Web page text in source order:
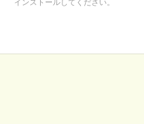
インストールしてください。